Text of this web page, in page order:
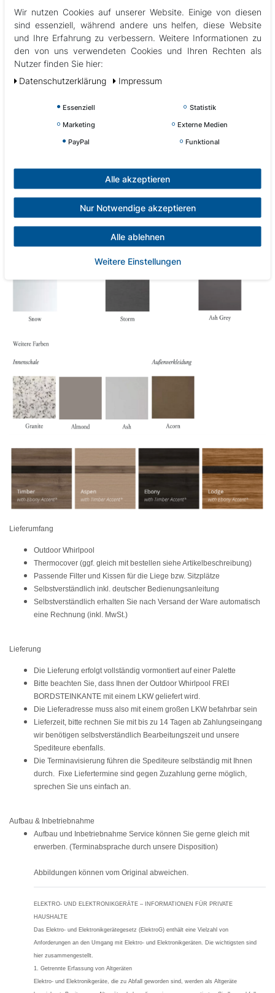
steuern)
Düsenupgrade (Edelstahlblenden anstatt Kunstoff) wertet
die Optik Ihres Pools nochmals auf
Displayupgrade von Knöpfen auf Touchscreen (Gecko
K800 auf Gecko K1000)
Lieferumfang
Outdoor Whirlpool
Thermocover (ggf. gleich mit bestellen siehe Artikelbeschreibung)
Passende Filter und Kissen für die Liege bzw. Sitzplätze
Selbstverständlich inkl. deutscher Bedienungsanleitung
Selbstverständlich erhalten Sie nach Versand der Ware automatisch
eine Rechnung (inkl. MwSt.)
Lieferung
Die Lieferung erfolgt vollständig vormontiert auf einer Palette
Bitte beachten Sie, dass Ihnen der Outdoor Whirlpool FREI
BORDSTEINKANTE mit einem LKW geliefert wird.
Die Lieferadresse muss also mit einem großen LKW befahrbar sein
Lieferzeit, bitte rechnen Sie mit bis zu 14 Tagen ab Zahlungseingang
wir benötigen selbstverständlich Bearbeitungszeit und unsere
Spediteure ebenfalls.
Die Terminavisierung führen die Spediteure selbständig mit Ihnen
durch. Fixe Liefertermine sind gegen Zuzahlung gerne möglich,
sprechen Sie uns einfach an.
Aufbau & Inbetriebnahme
Aufbau und Inbetriebnahme Service können Sie gerne gleich mit
erwerben. (Terminabsprache durch unsere Disposition)
Abbildungen können vom Original abweichen.
ELEKTRO- UND ELEKTRONIKGERÄTE – INFORMATIONEN FÜR PRIVATE
HAUSHALTE
Das Elektro- und Elektronikgerätegesetz (ElektroG) enthält eine Vielzahl von
Anforderungen an den Umgang mit Elektro- und Elektronikgeräten. Die wichtigsten sind
hier zusammengestellt.
1. Getrennte Erfassung von Altgeräten
Elektro- und Elektronikgeräte, die zu Abfall geworden sind, werden als Altgeräte
Wir nutzen Cookies auf unserer Website. Einige von diesen
sind essenziell, während andere uns helfen, diese Website
und Ihre Erfahrung zu verbessern. Weitere Informationen zu
den von uns verwendeten Cookies und Ihren Rechten als
Nutzer finden Sie hier:
Daten­schutz­erklärung
Impressum
Essenziell
Statistik
Marketing
Externe Medien
PayPal
Funktional
Alle akzeptieren
Nur Notwendige akzeptieren
Alle ablehnen
Weitere Einstellungen